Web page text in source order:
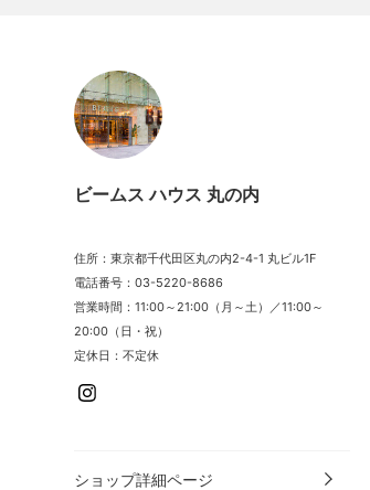
ビームス ハウス 丸の内
住所：東京都千代田区丸の内2-4-1 丸ビル1F
電話番号：03-5220-8686
営業時間：11:00～21:00（月～土）／11:00～
20:00（日・祝）
定休日：不定休
ショップ詳細ページ